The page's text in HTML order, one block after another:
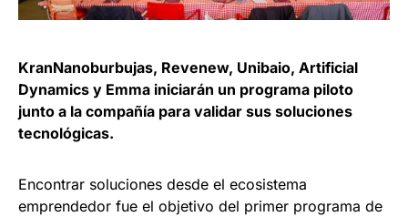
KranNanoburbujas, Revenew, Unibaio, Artificial
Dynamics y Emma iniciarán un programa piloto
junto a la compañía para validar sus soluciones
tecnológicas.
Encontrar soluciones desde el ecosistema
emprendedor fue el objetivo del primer programa de